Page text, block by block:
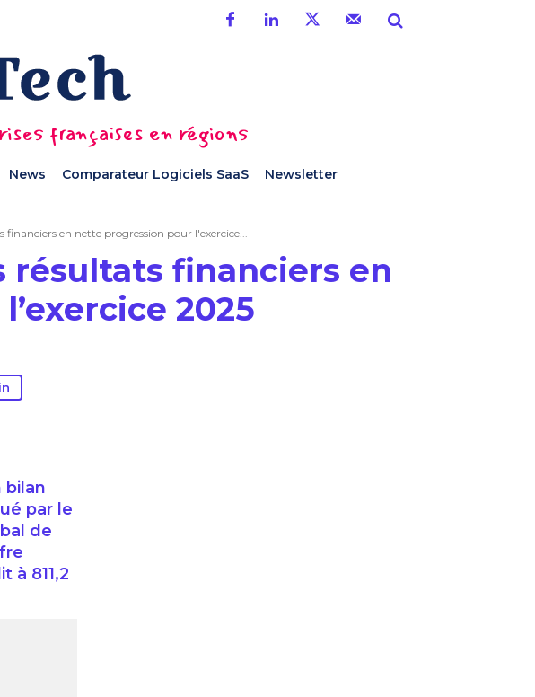
françaises en régions
News Comparateur Logiciels SaaS Newsletter
en nette progression pour l'exercice...
résultats financiers en
2025
bilan
par le
de
à 811,2